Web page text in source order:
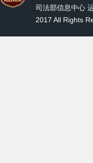
司法部信息中心
2017 All Rights